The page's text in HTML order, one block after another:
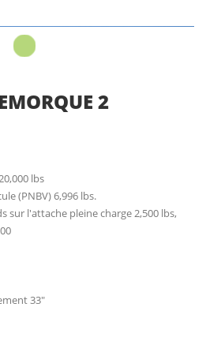
2
lbs
(PNBV) 6,996 lbs.
sur l'attache pleine charge 2,500 lbs,
33"